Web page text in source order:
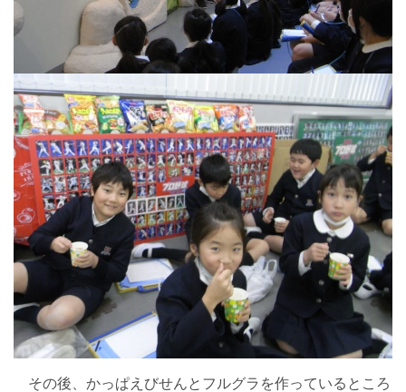
その後、かっぱえびせんとフルグラを作っているところ